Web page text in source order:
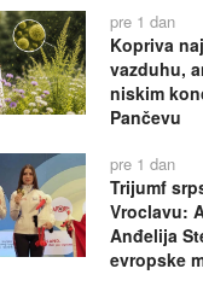
pre 1 dan
Kopriva
vazduhu,
niskim
Pančevu
pre 1 dan
Trijumf
Vroclavu:
Anđelija
evropske